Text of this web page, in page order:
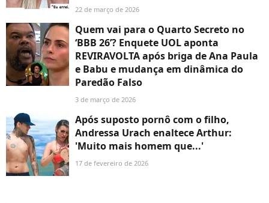
22 de março de 2026
Quem vai para o Quarto Secreto no
‘BBB 26’? Enquete UOL aponta
REVIRAVOLTA após briga de Ana Paula
e Babu e mudança em dinâmica do
Paredão Falso
3 de março de 2026
Após suposto pornô com o filho,
Andressa Urach enaltece Arthur:
'Muito mais homem que...'
17 de fevereiro de 2026